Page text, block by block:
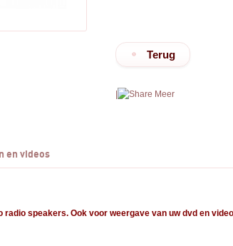
Terug
Meer
en videos
radio speakers. Ook voor weergave van uw dvd en